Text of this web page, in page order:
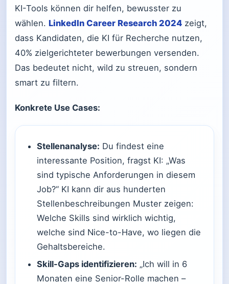
KI-Tools können dir helfen, bewusster zu
wählen. LinkedIn Career Research 2024 zeigt,
dass Kandidaten, die KI für Recherche nutzen,
40% zielgerichteter bewerbungen versenden.
Das bedeutet nicht, wild zu streuen, sondern
smart zu filtern.
Konkrete Use Cases:
Stellenanalyse: Du findest eine
interessante Position, fragst KI: „Was
sind typische Anforderungen in diesem
Job?“ KI kann dir aus hunderten
Stellenbeschreibungen Muster zeigen:
Welche Skills sind wirklich wichtig,
welche sind Nice-to-Have, wo liegen die
Gehaltsbereiche.
Skill-Gaps identifizieren: „Ich will in 6
Monaten eine Senior-Rolle machen –